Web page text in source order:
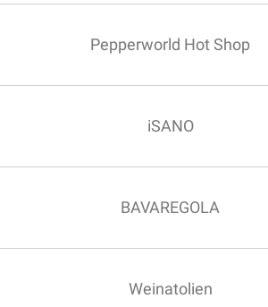
Pepperworld Hot Shop
iSANO
BAVAREGOLA
Weinatolien